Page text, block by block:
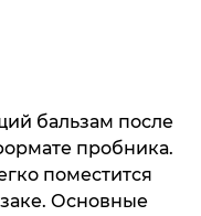
бальзам после
пробника.
поместится
Основные